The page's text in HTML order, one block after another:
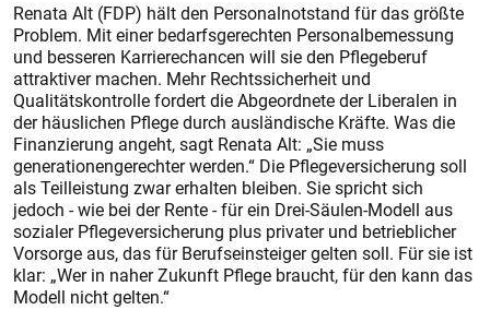
Renata Alt (FDP) hält den Personalnotstand für das größte
Problem. Mit einer bedarfsgerechten Personalbemessung
und besseren Karrierechancen will sie den Pflegeberuf
attraktiver machen. Mehr Rechtssicherheit und
Qualitätskontrolle fordert die Abgeordnete der Liberalen in
der häuslichen Pflege durch ausländische Kräfte. Was die
Finanzierung angeht, sagt Renata Alt: „Sie muss
generationengerechter werden.“ Die Pflegeversicherung soll
als Teilleistung zwar erhalten bleiben. Sie spricht sich
jedoch - wie bei der Rente - für ein Drei-Säulen-Modell aus
sozialer Pflegeversicherung plus privater und betrieblicher
Vorsorge aus, das für Berufseinsteiger gelten soll. Für sie ist
klar: „Wer in naher Zukunft Pflege braucht, für den kann das
Modell nicht gelten.“